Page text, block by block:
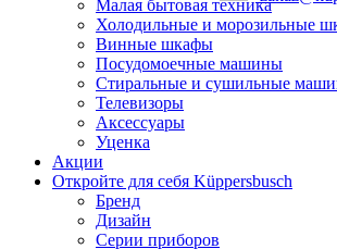
Малая бытовая техника
Холодильные и морозильные
Винные шкафы
Посудомоечные машины
Стиральные и сушильные
Телевизоры
Аксессуары
Уценка
Акции
Откройте для себя Küppersbusch
Бренд
Дизайн
Серии приборов